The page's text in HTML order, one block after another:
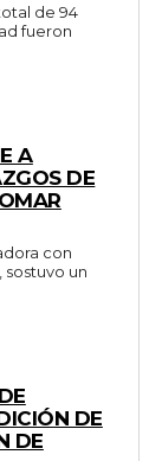
de 94
fueron
A
DE
sostuvo un
DE
DE